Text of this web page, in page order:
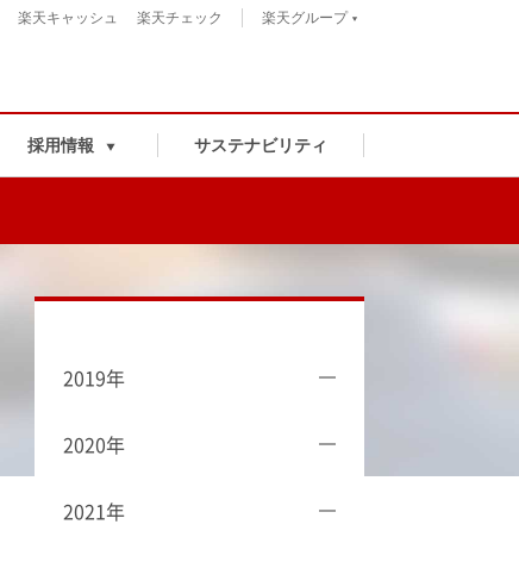
楽天キャッシュ 楽天チェック 楽天グループ
採用情報 サステナビリティ
2019年
2020年
2021年